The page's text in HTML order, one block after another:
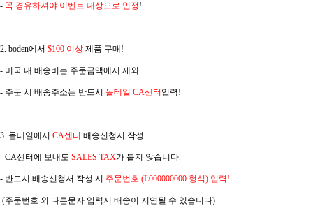
- 꼭 경유하셔야 이벤트 대상으로 인정!
2. boden에서 $100 이상 제품 구매!
- 미국 내 배송비는 주문금액에서 제외.
- 주문 시 배송주소는 반드시 몰테일 CA센터 입력!
3. 몰테일에서 CA센터 배송신청서 작성
- CA센터에 보내도 SALES TAX가 붙지 않습니다.
- 반드시 배송신청서 작성 시 주문번호 (L000000000 형식) 입력!
(주문번호 외 다른문자 입력시 배송이 지연될 수 있습니다)